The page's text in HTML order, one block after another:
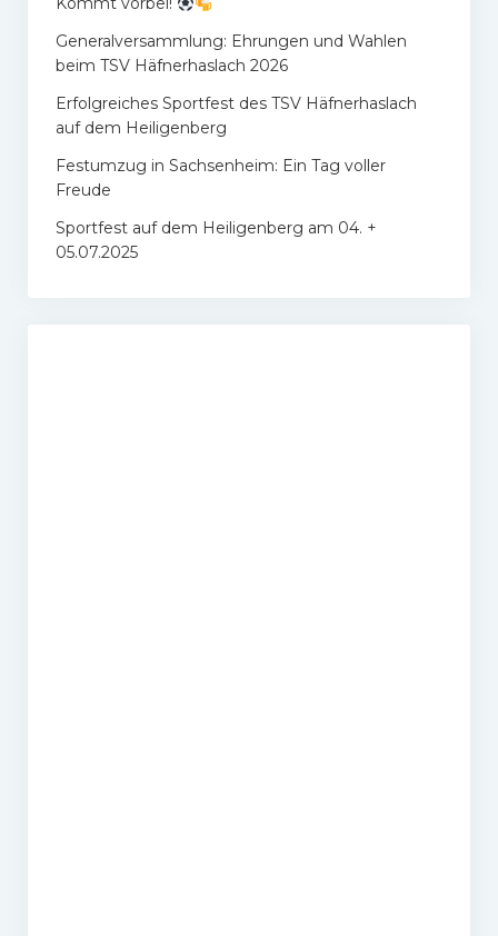
Generalversammlung: Ehrungen und Wahlen
beim TSV Häfnerhaslach 2026
Erfolgreiches Sportfest des TSV Häfnerhaslach
auf dem Heiligenberg
Festumzug in Sachsenheim: Ein Tag voller
Freude
Sportfest auf dem Heiligenberg am 04. +
05.07.2025